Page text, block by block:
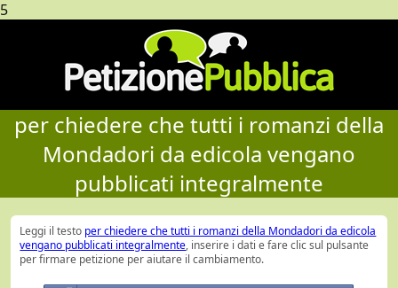
5
per chiedere che tutti i romanzi della
Mondadori da edicola vengano
pubblicati integralmente
Leggi il testo per chiedere che tutti i romanzi della Mondadori da edicola
vengano pubblicati integralmente, inserire i dati e fare clic sul pulsante
per firmare petizione per aiutare il cambiamento.